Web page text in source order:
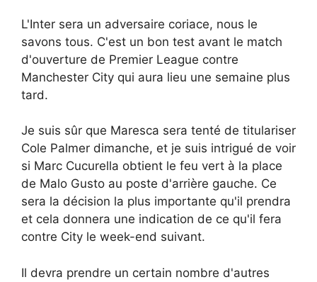
L'Inter sera un adversaire coriace, nous le
savons tous. C'est un bon test avant le match
d'ouverture de Premier League contre
Manchester City qui aura lieu une semaine plus
tard.
Je suis sûr que Maresca sera tenté de titulariser
Cole Palmer dimanche, et je suis intrigué de voir
si Marc Cucurella obtient le feu vert à la place
de Malo Gusto au poste d'arrière gauche. Ce
sera la décision la plus importante qu'il prendra
et cela donnera une indication de ce qu'il fera
contre City le week-end suivant.
Il devra prendre un certain nombre d'autres